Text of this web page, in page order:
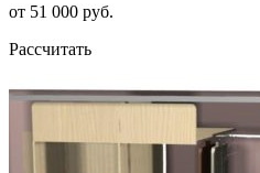
от 51 000 руб.
Рассчитать